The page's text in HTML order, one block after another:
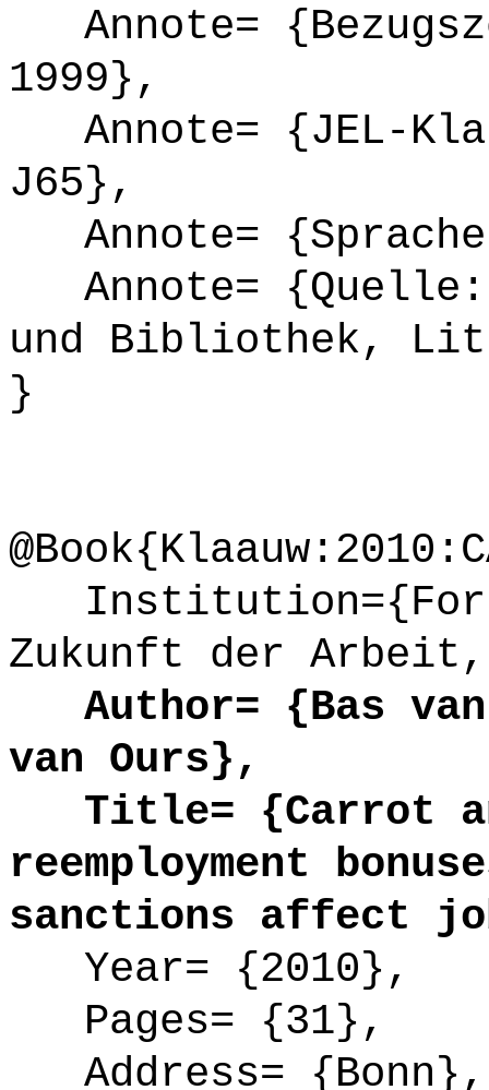
Annote=
1999},
Annote= {JEL-
J65},
Annote=
Annote= {Quelle:
und Bibliothek,
}
Zukunft der
Author= {Bas van
van Ours},
Title= {Carrot
reemployment
sanctions affect
Year= {2010},
Pages= {31},
Address= {Bonn},